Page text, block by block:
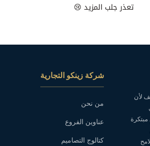
تعذر جلب المزيد 😢
لأن
شركة زينكو التجارية
من نحن
عناوين الفروع
كتالوج التصاميم